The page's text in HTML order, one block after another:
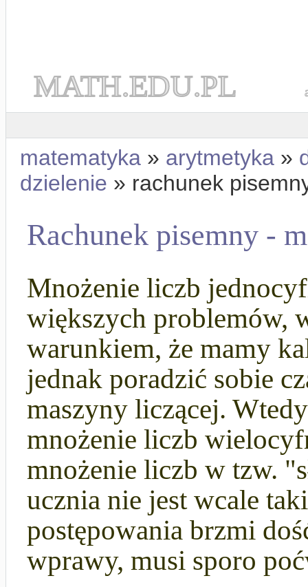
MATH.EDU.PL
matematyka » arytmetyka »
dzielenie » rachunek
Rachunek pisemny -
Mnożenie liczb
większych problemów,
warunkiem, że mamy
jednak poradzić sobie
maszyny liczącej.
mnożenie liczb
mnożenie liczb w tzw.
ucznia nie jest wcale
postępowania brzmi
wprawy, musi sporo